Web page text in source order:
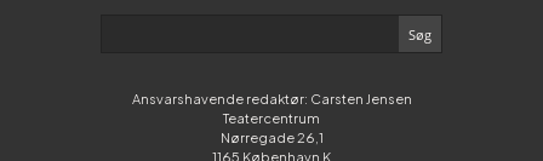
Ansvarshavende redaktør: Carsten Jensen
Teatercentrum
Nørregade 26,1
1165 København K